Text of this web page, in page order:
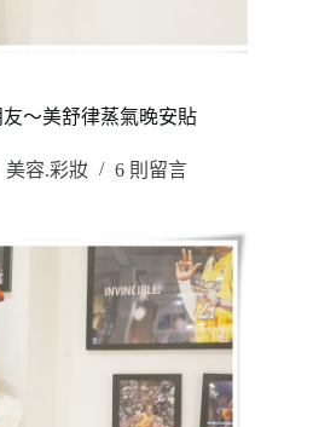
～美舒律蒸氣晚安貼
美容.彩妝 6 則留言